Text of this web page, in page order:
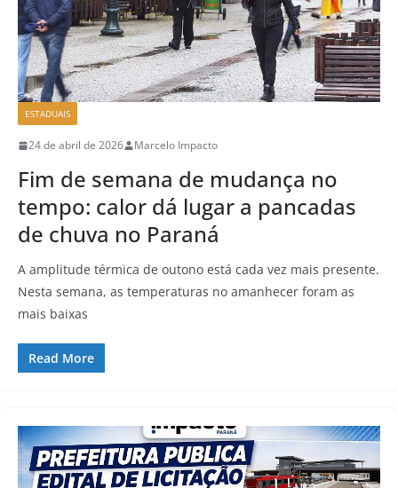
ESTADUAIS
24 de abril de 2026 Marcelo Impacto
Fim de semana de mudança no
tempo: calor dá lugar a pancadas
de chuva no Paraná
A amplitude térmica de outono está cada vez mais presente.
Nesta semana, as temperaturas no amanhecer foram as
mais baixas
Read More